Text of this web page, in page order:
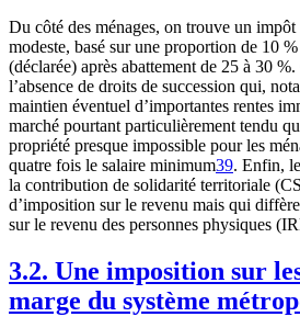
Du côté des ménages, on trouve un
modeste, basé sur une proportion de 10
(déclarée) après abattement de 25 à 30
l’absence de droits de succession qui,
maintien éventuel d’importantes rentes
marché pourtant particulièrement tendu
propriété presque impossible pour les
quatre fois le salaire minimum39. Enfin,
la contribution de solidarité territoriale
d’imposition sur le revenu mais qui
sur le revenu des personnes physiques
3.2. Une imposition sur
marge du système